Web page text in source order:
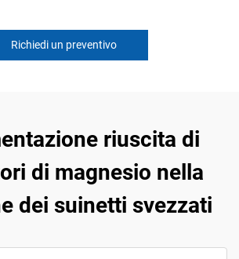
Richiedi un preventivo
riuscita di
di magnesio nella
dei suinetti svezzati